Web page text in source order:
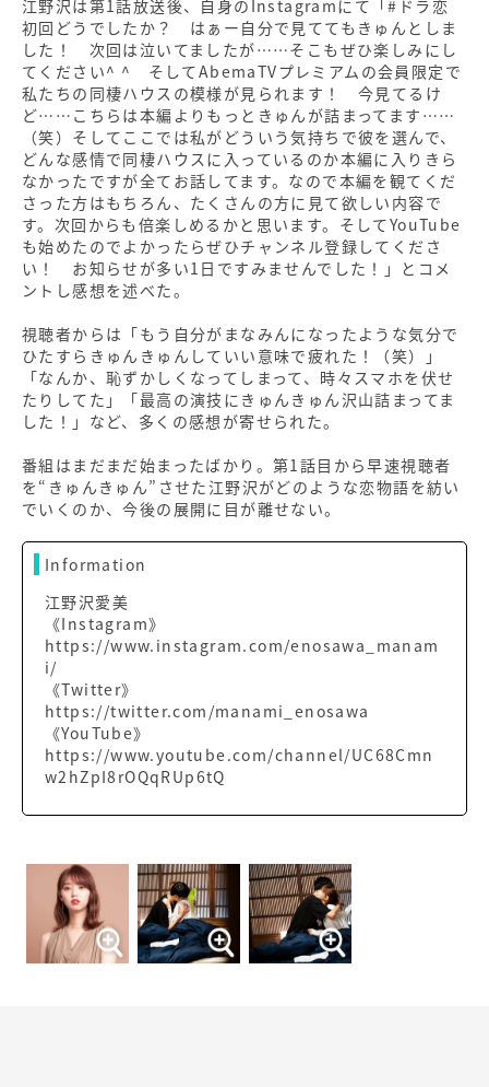
江野沢は第1話放送後、自身のInstagramにて「#ドラ恋
初回どうでしたか？ はぁー自分で見ててもきゅんとしま
した！ 次回は泣いてましたが……そこもぜひ楽しみにし
てください^ ^ そしてAbemaTVプレミアムの会員限定で
私たちの同棲ハウスの模様が見られます！ 今見てるけ
ど……こちらは本編よりもっときゅんが詰まってます……
（笑）そしてここでは私がどういう気持ちで彼を選んで、
どんな感情で同棲ハウスに入っているのか本編に入りきら
なかったですが全てお話してます。なので本編を観てくだ
さった方はもちろん、たくさんの方に見て欲しい内容で
す。次回からも倍楽しめるかと思います。そしてYouTube
も始めたのでよかったらぜひチャンネル登録してくださ
い！ お知らせが多い1日ですみませんでした！」とコメ
ントし感想を述べた。
視聴者からは「もう自分がまなみんになったような気分で
ひたすらきゅんきゅんしていい意味で疲れた！（笑）」
「なんか、恥ずかしくなってしまって、時々スマホを伏せ
たりしてた」「最高の演技にきゅんきゅん沢山詰まってま
した！」など、多くの感想が寄せられた。
番組はまだまだ始まったばかり。第1話目から早速視聴者
を“きゅんきゅん”させた江野沢がどのような恋物語を紡い
でいくのか、今後の展開に目が離せない。
Information
江野沢愛美
《Instagram》
https://www.instagram.com/enosawa_manam
i/
《Twitter》
https://twitter.com/manami_enosawa
《YouTube》
https://www.youtube.com/channel/UC68Cmn
w2hZpI8rOQqRUp6tQ